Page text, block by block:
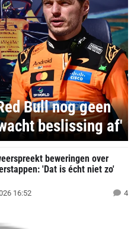
Bull nog geen
beslissing af'
beweringen over
'Dat is écht niet zo'
16:52 4